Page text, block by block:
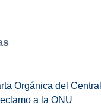
Orgánica del Central
a la ONU